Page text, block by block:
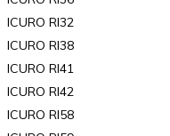
ICURO RI32
ICURO RI38
ICURO RI41
ICURO RI42
ICURO RI58